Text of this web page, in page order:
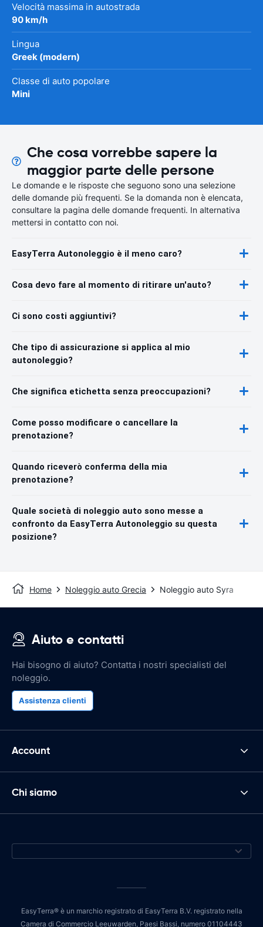
Velocità massima in autostrada
90 km/h
Lingua
Greek (modern)
Classe di auto popolare
Mini
Che cosa vorrebbe sapere la
maggior parte delle persone
Le domande e le risposte che seguono sono una selezione
delle domande più frequenti. Se la domanda non è elencata,
consultare la pagina delle domande frequenti. In alternativa
mettersi in contatto con noi.
EasyTerra Autonoleggio è il meno caro?
Cosa devo fare al momento di ritirare un'auto?
Ci sono costi aggiuntivi?
Che tipo di assicurazione si applica al mio
autonoleggio?
Che significa etichetta senza preoccupazioni?
Come posso modificare o cancellare la
prenotazione?
Quando riceverò conferma della mia
prenotazione?
Quale società di noleggio auto sono messe a
confronto da EasyTerra Autonoleggio su questa
posizione?
Home Noleggio auto Grecia Noleggio auto Syra
Aiuto e contatti
Hai bisogno di aiuto? Contatta i nostri specialisti del
noleggio.
Assistenza clienti
Account
Chi siamo
EasyTerra® è un marchio registrato di EasyTerra B.V. registrato nella
Camera di Commercio Leeuwarden, Paesi Bassi, numero 01104443